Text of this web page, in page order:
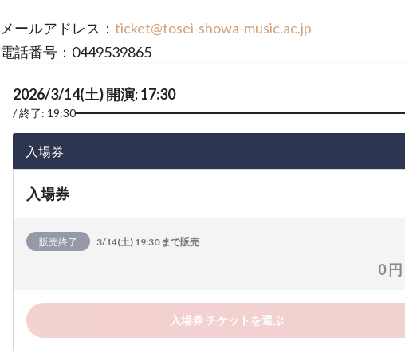
メールアドレス： ticket@tosei-showa-music.ac.jp
電話番号：0449539865
2026/3/14(土) 開演: 17:30
終了: 19:30
入場券
入場券
販売終了 3/14(土) 19:30 まで販売
0 円
入場券 チケットを選ぶ